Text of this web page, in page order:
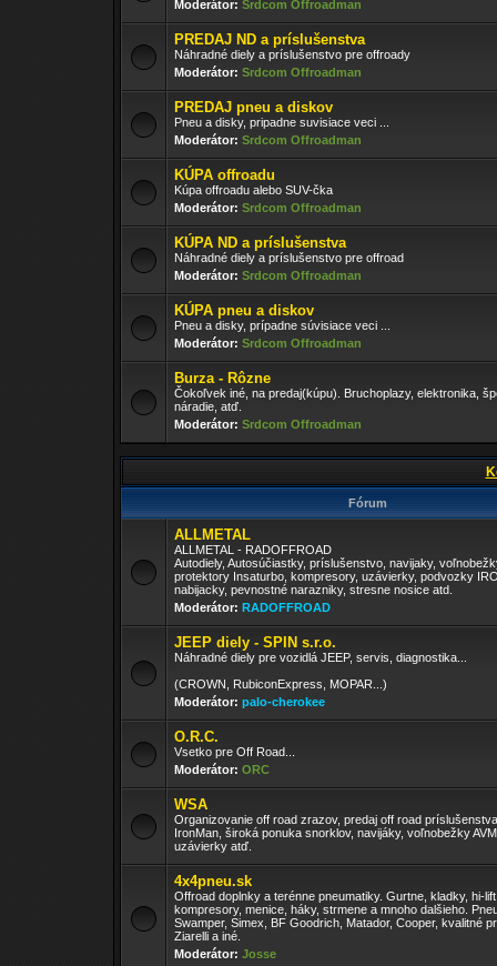
Moderátor: Srdcom Offroadman
PREDAJ ND a príslušenstva
Náhradné diely a príslušenstvo pre offroady
Moderátor: Srdcom Offroadman
PREDAJ pneu a diskov
Pneu a disky, pripadne suvisiace veci ...
Moderátor: Srdcom Offroadman
KÚPA offroadu
Kúpa offroadu alebo SUV-čka
Moderátor: Srdcom Offroadman
KÚPA ND a príslušenstva
Náhradné diely a príslušenstvo pre offroad
Moderátor: Srdcom Offroadman
KÚPA pneu a diskov
Pneu a disky, prípadne súvisiace veci ...
Moderátor: Srdcom Offroadman
Burza - Rôzne
Čokoľvek iné, na predaj(kúpu). Bruchoplazy, elektronika,
náradie, atď.
Moderátor: Srdcom Offroadman
Fórum
ALLMETAL
ALLMETAL - RADOFFROAD
Autodiely, Autosúčiastky, príslušenstvo, navijaky,
protektory Insaturbo, kompresory, uzávierky, podvozky
nabijacky, pevnostné narazniky, stresne nosice atd.
Moderátor: RADOFFROAD
JEEP diely - SPIN s.r.o.
Náhradné diely pre vozidlá JEEP, servis, diagnostika...
(CROWN, RubiconExpress, MOPAR...)
Moderátor: palo-cherokee
O.R.C.
Vsetko pre Off Road...
Moderátor: ORC
WSA
Organizovanie off road zrazov, predaj off road
IronMan, široká ponuka snorklov, navijáky, voľnobežky
uzávierky atď.
4x4pneu.sk
Offroad doplnky a terénne pneumatiky. Gurtne, kladky, hi-
kompresory, menice, háky, strmene a mnoho dalšieho.
Swamper, Simex, BF Goodrich, Matador, Cooper, kvalitné
Ziarelli a iné.
Moderátor: Josse